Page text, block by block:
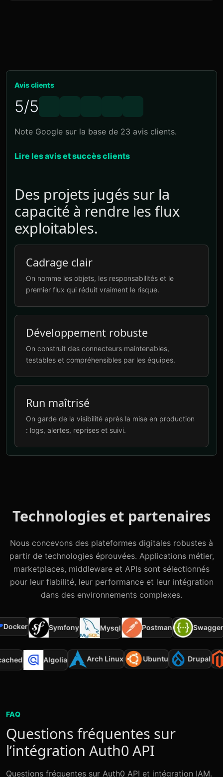
Avis clients
5/5
Note Google sur la base de 23 avis clients.
Lire les avis et succès clients
Des projets jugés sur la
capacité à rendre les flux
exploitables.
Cadrage clair
On nomme les objets, les responsabilités et le
premier flux qui réduit vraiment le risque.
Développement robuste
On construit des connecteurs maintenables,
testables et compréhensibles par les équipes.
Run maîtrisé
On garde de la visibilité après la mise en production
: logs, alertes, reprises et suivi.
Technologies et partenaires
Nous concevons des plateformes digitales robustes à
partir de technologies éprouvées. Applications métier,
marketplaces, middleware et APIs sont sélectionnés
pour leur fiabilité, leur performance et leur intégration
dans des environnements complexes.
Symfony Mysql Postman Swagger
Algolia Arch Linux Ubuntu Drupal
FAQ
Questions fréquentes sur
l’intégration Auth0 API
Questions fréquentes sur Auth0 API et intégration IAM.